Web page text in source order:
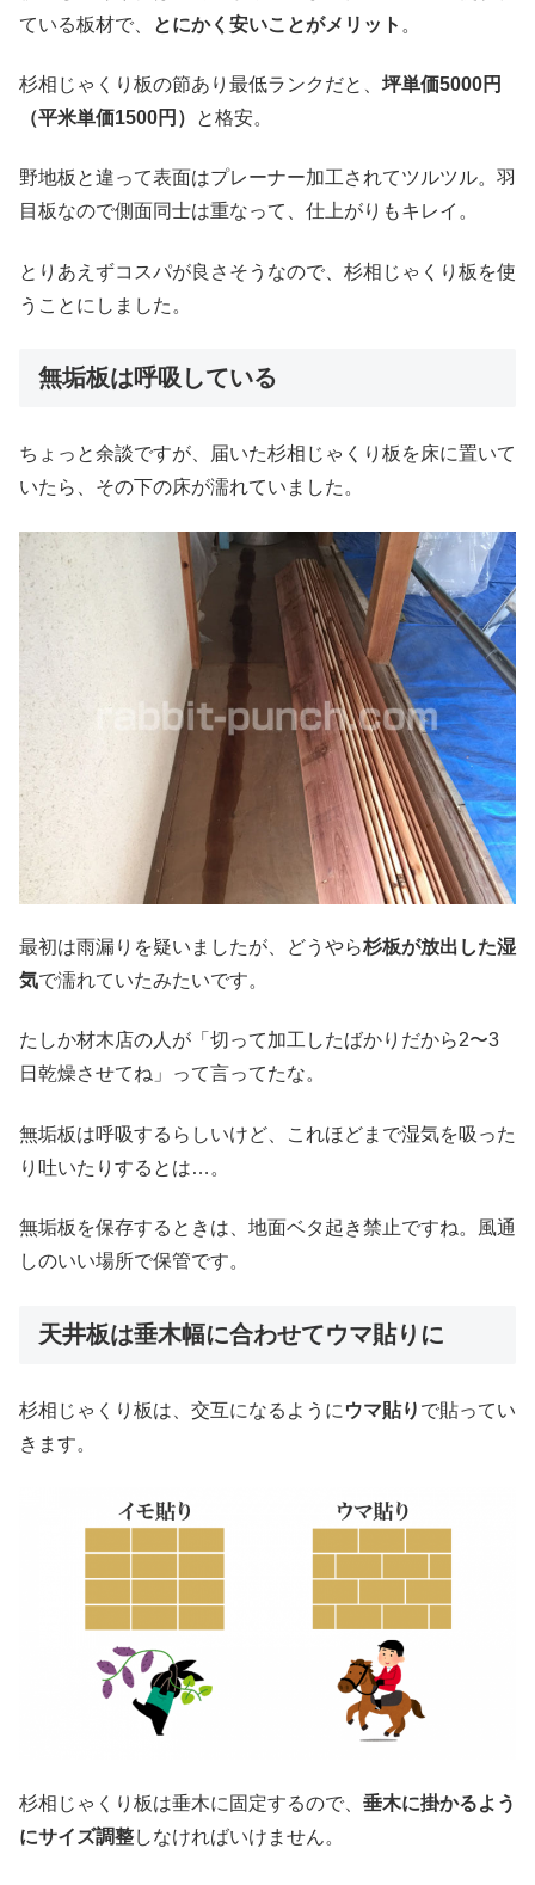
ている板材で、
とにかく安いことがメリット 。
杉相じゃくり板の節あり最低ランクだと、 坪単価5000円
（平米単価1500円）
と格安。
野地板と違って表面はプレーナー加工されてツルツル。羽
目板なので側面同士は重なって、仕上がりもキレイ。
とりあえずコスパが良さそうなので、杉相じゃくり板を使
うことにしました。
無垢板は呼吸している
ちょっと余談ですが、届いた杉相じゃくり板を床に置いて
いたら、その下の床が濡れていました。
最初は雨漏りを疑いましたが、どうやら杉板が放出した湿
気で濡れていたみたいです。
たしか材木店の人が「切って加工したばかりだから2〜3
日乾燥させてね」って言ってたな。
無垢板は呼吸するらしいけど、これほどまで湿気を吸った
り吐いたりするとは…。
無垢板を保存するときは、地面ベタ起き禁止ですね。風通
しのいい場所で保管です。
天井板は垂木幅に合わせてウマ貼りに
杉相じゃくり板は、交互になるように ウマ貼り で貼ってい
きます。
杉相じゃくり板は垂木に固定するので、 垂木に掛かるよう
にサイズ調整しなければいけません。